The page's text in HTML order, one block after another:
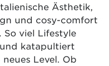
Ästhetik,
und cosy-comfort
So viel Lifestyle
katapultiert
Level. Ob